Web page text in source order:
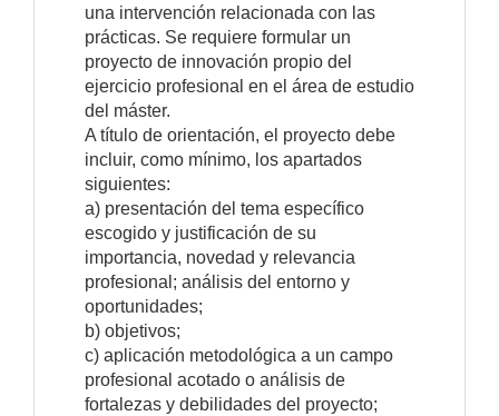
una intervención relacionada con las
prácticas. Se requiere formular un
proyecto de innovación propio del
ejercicio profesional en el área de estudio
del máster.
A título de orientación, el proyecto debe
incluir, como mínimo, los apartados
siguientes:
a) presentación del tema específico
escogido y justificación de su
importancia, novedad y relevancia
profesional; análisis del entorno y
oportunidades;
b) objetivos;
c) aplicación metodológica a un campo
profesional acotado o análisis de
fortalezas y debilidades del proyecto;